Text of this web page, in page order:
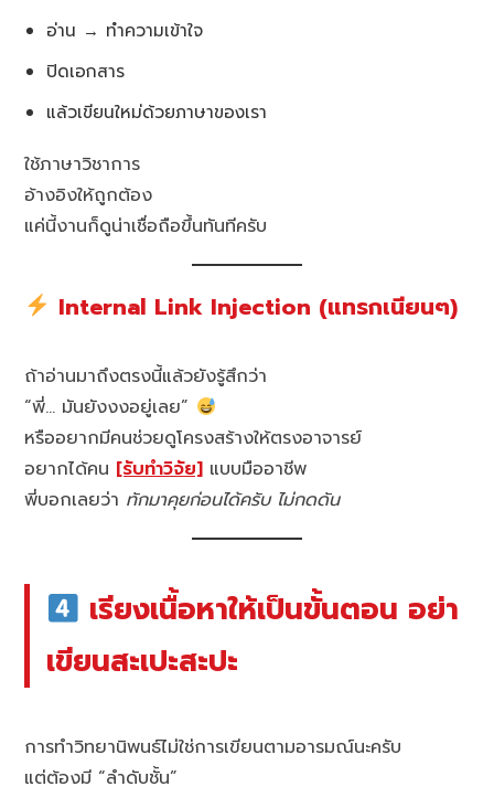
อ่าน → ทำความเข้าใจ
ปิดเอกสาร
แล้วเขียนใหม่ด้วยภาษาของเรา
ใช้ภาษาวิชาการ
อ้างอิงให้ถูกต้อง
แค่นี้งานก็ดูน่าเชื่อถือขึ้นทันทีครับ
Internal Link Injection (แทรกเนียนๆ)
ถ้าอ่านมาถึงตรงนี้แล้วยังรู้สึกว่า
“พี่… มันยังงงอยู่เลย”
หรืออยากมีคนช่วยดูโครงสร้างให้ตรงอาจารย์
อยากได้คน [รับทำวิจัย] แบบมืออาชีพ
พี่บอกเลยว่า ทักมาคุยก่อนได้ครับ ไม่กดดัน
เรียงเนื้อหาให้เป็นขั้นตอน อย่า
เขียนสะเปะสะปะ
การทำวิทยานิพนธ์ไม่ใช่การเขียนตามอารมณ์นะครับ
แต่ต้องมี “ลำดับชั้น”